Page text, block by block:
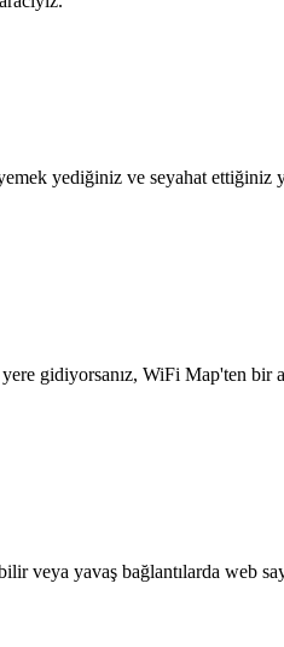
yediğiniz ve seyahat
gidiyorsanız, WiFi Map'ten
veya yavaş bağlantılarda web